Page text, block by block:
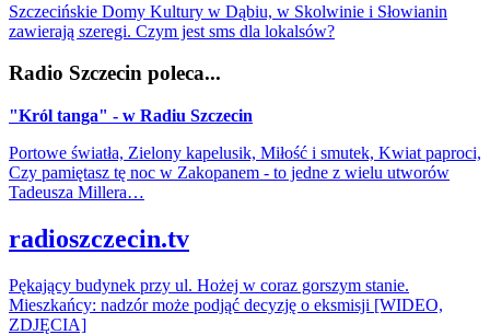
Szczecińskie Domy Kultury w Dąbiu, w Skolwinie i Słowianin
zawierają szeregi. Czym jest sms dla lokalsów?
Radio Szczecin poleca...
"Król tanga" - w Radiu Szczecin
Portowe światła, Zielony kapelusik, Miłość i smutek, Kwiat paproci,
Czy pamiętasz tę noc w Zakopanem - to jedne z wielu utworów
Tadeusza Millera…
radioszczecin.tv
Pękający budynek przy ul. Hożej w coraz gorszym stanie.
Mieszkańcy: nadzór może podjąć decyzję o eksmisji [WIDEO,
ZDJĘCIA]